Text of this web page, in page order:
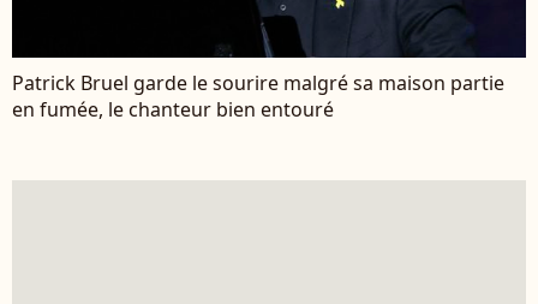
Patrick Bruel garde le sourire malgré sa maison partie
en fumée, le chanteur bien entouré